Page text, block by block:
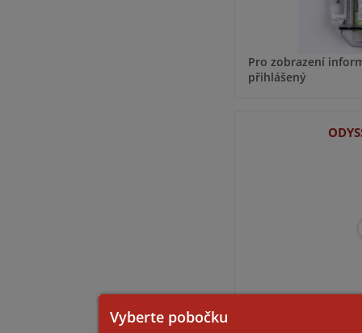
Pro zobrazení
přihlášený
Vyberte pobočku